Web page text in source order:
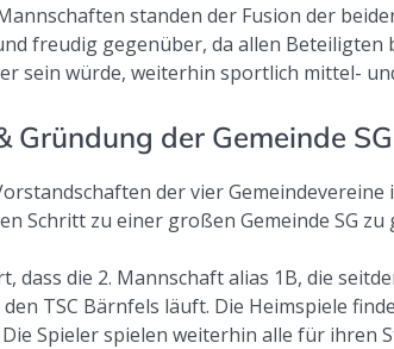
standen der Fusion der
freudig gegenüber, da allen Beteiligten
sein würde, weiterhin sportlich mittel-
Gründung der Gemeinde SG
der vier
Schritt zu einer großen Gemeinde SG
dass die 2. Mannschaft alias 1B, die
TSC Bärnfels läuft. Die Heimspiele
Spieler spielen weiterhin alle für ihren